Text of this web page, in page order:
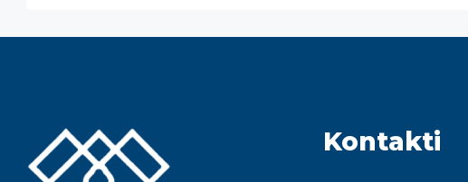
Kontakti